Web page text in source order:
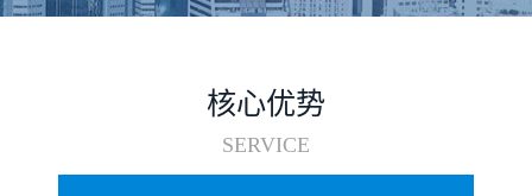
核心优势
SERVICE